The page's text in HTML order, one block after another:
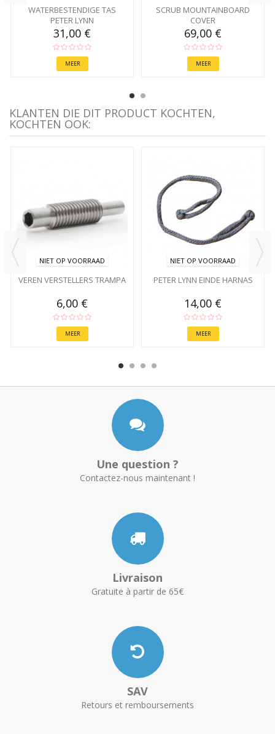
WATERBESTENDIGE TAS
PETER LYNN
31,00 €
MEER
SCRUB MOUNTAINBOARD
COVER
69,00 €
MEER
KLANTEN DIE DIT PRODUCT KOCHTEN,
KOCHTEN OOK:
NIET OP VOORRAAD
VEREN VERSTELLERS TRAMPA
6,00 €
MEER
NIET OP VOORRAAD
PETER LYNN EINDE HARNAS
14,00 €
MEER
Une question ?
Contactez-nous maintenant !
Livraison
Gratuite à partir de 65€
SAV
Retours et remboursements